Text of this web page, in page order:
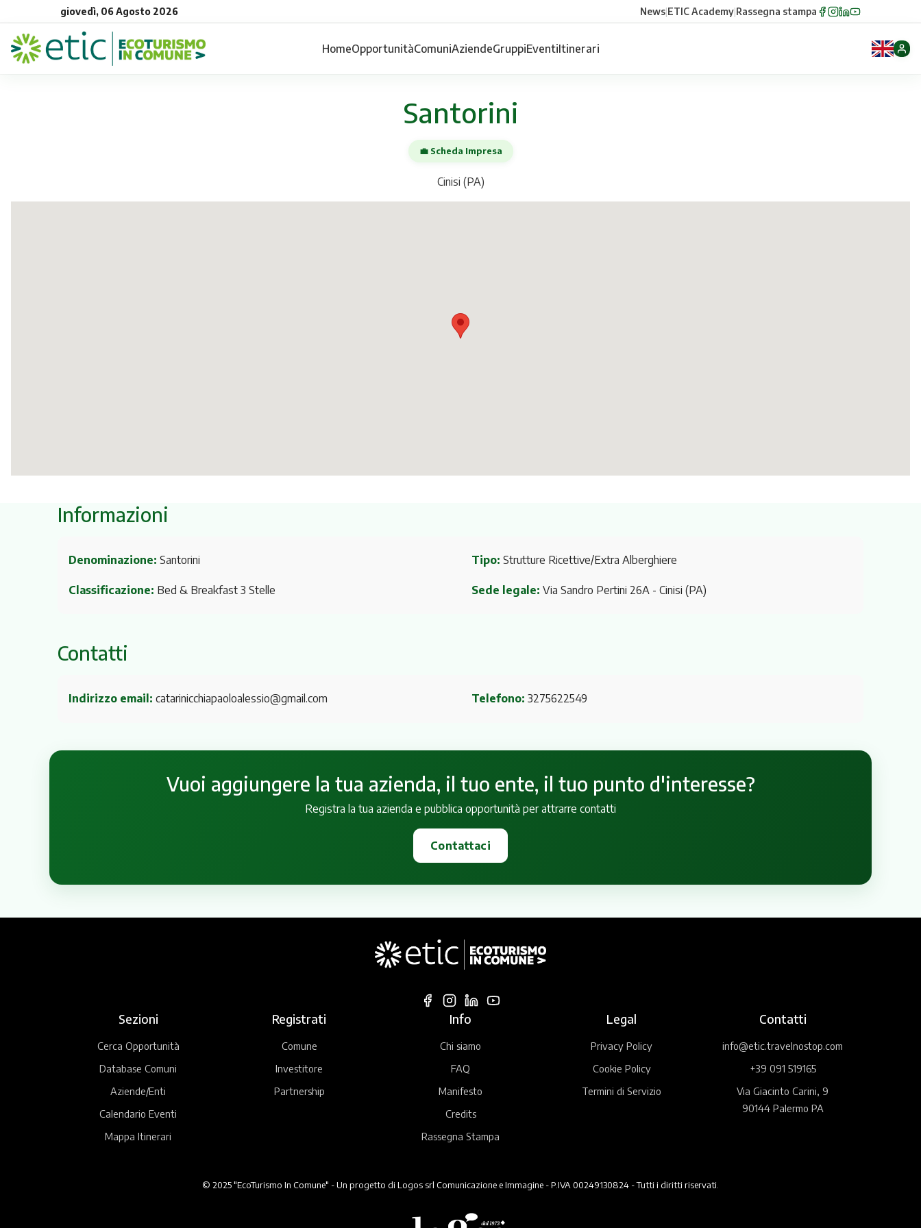
giovedì, 06 Agosto 2026 News|ETIC Academy|Rassegna stampa
HomeOpportunitàComuniAziendeGruppiEventiItinerari
Santorini
💼 Scheda Impresa
Cinisi (PA)
Informazioni
Denominazione: Santorini Tipo: Strutture Ricettive/Extra Alberghiere
Classificazione: Bed & Breakfast 3 Stelle Sede legale: Via Sandro Pertini 26A - Cinisi (PA)
Contatti
Indirizzo email: catarinicchiapaoloalessio@gmail.com Telefono: 3275622549
Vuoi aggiungere la tua azienda, il tuo ente, il tuo punto d'interesse?
Registra la tua azienda e pubblica opportunità per attrarre contatti
Contattaci
Sezioni
Cerca Opportunità
Database Comuni
Aziende/Enti
Calendario Eventi
Mappa Itinerari
Registrati
Comune
Investitore
Partnership
Info
Chi siamo
FAQ
Manifesto
Credits
Rassegna Stampa
Legal
Privacy Policy
Cookie Policy
Termini di Servizio
Contatti
info@etic.travelnostop.com
+39 091 519165
Via Giacinto Carini, 9
90144 Palermo PA
© 2025 "EcoTurismo In Comune" - Un progetto di Logos srl Comunicazione e Immagine - P.IVA 00249130824 - Tutti i diritti riservati.